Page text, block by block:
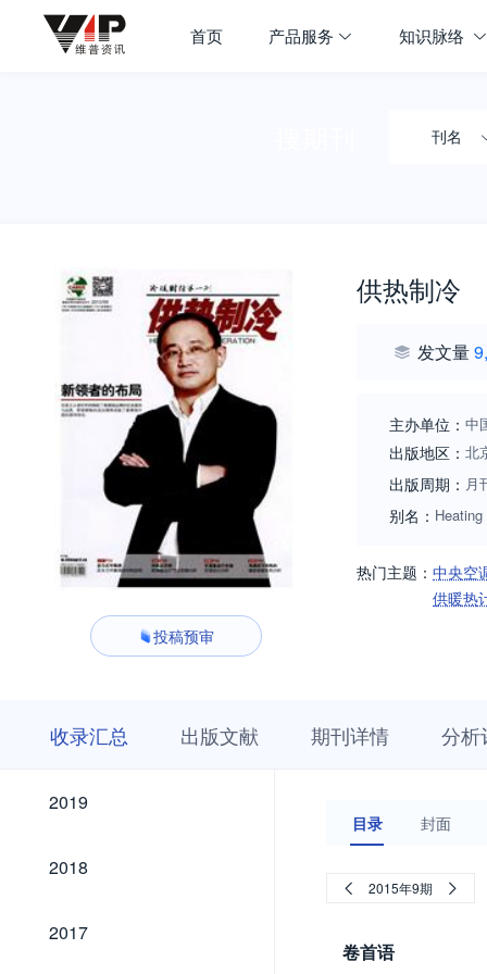
首页 产品服务 知识脉络
刊名
投稿预审
供热制冷
发文量
主办单位： 中
出版地区： 北
出版周期： 月
别名：
热门主题： 中央空
供暖热
收录汇总 出版文献 期刊详情 分析
2019
2019
2018
2018
2017
2017
目录 封面
2015年9期
卷首语